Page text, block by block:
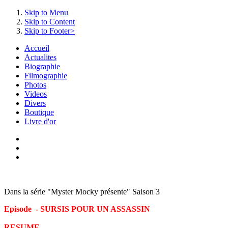
Skip to Menu
Skip to Content
Skip to Footer>
Accueil
Actualites
Biographie
Filmographie
Photos
Videos
Divers
Boutique
Livre d'or
Dans la série "Myster Mocky présente" Saison 3
Episode - SURSIS POUR UN ASSASSIN